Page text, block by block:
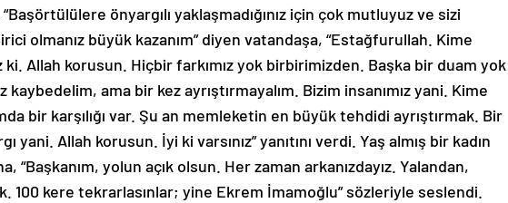
önyargılı yaklaşmadığınız için çok mutluyuz ve sizi
olmanız büyük kazanım” diyen vatandaşa, “Estağfurullah. Kime
ki. Allah korusun. Hiçbir farkımız yok birbirimizden. Başka bir duam yok
ama bir kez ayrıştırmayalım. Bizim insanımız yani. Kime
bir karşılığı var. Şu an memleketin en büyük tehdidi ayrıştırmak. Bir
yani. Allah korusun. İyi ki varsınız” yanıtını verdi. Yaş almış bir kadın
“Başkanım, yolun açık olsun. Her zaman arkanızdayız. Yalandan,
100 kere tekrarlasınlar; yine Ekrem İmamoğlu” sözleriyle seslendi.